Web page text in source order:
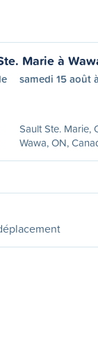
Marie à
samedi 15 août
Sault Ste. Marie,
Wawa, ON,